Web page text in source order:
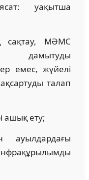
уақытша
сақтау, МӘМС
дамытуды
емес, жүйелі
талап
ашық ету;